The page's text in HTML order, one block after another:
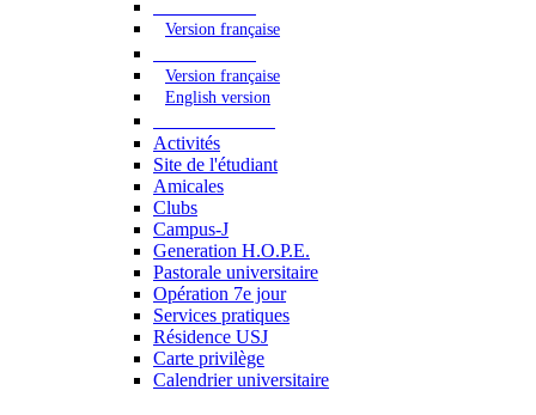
Version française
Version française
English version
Activités
Site de l'étudiant
Amicales
Clubs
Campus-J
Generation H.O.P.E.
Pastorale universitaire
Opération 7e jour
Services pratiques
Résidence USJ
Carte privilège
Calendrier universitaire